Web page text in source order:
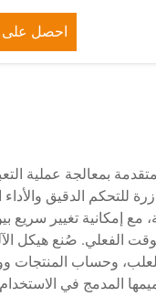
احصل
بمعالجة عملية
متقدمًا من المحركات المؤازرة
مع إمكانية تغيير سريع
الفعلي. صُنع هيكل
للعلب، وحساب
المدمج في